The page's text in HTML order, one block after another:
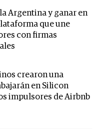
Argentina y ganar en
que une
con firmas
crearon una
en Silicon
impulsores de Airbnb